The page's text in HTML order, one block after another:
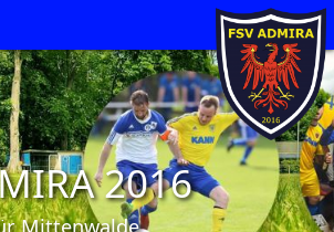
2016
Mittenwalde